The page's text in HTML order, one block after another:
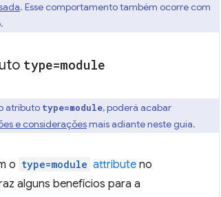
. Esse comportamento também ocorre com
type=module
atributo type=module, poderá acabar
e consideraçõesmais adiante neste guia.
o type=module attribute no
alguns benefícios para a